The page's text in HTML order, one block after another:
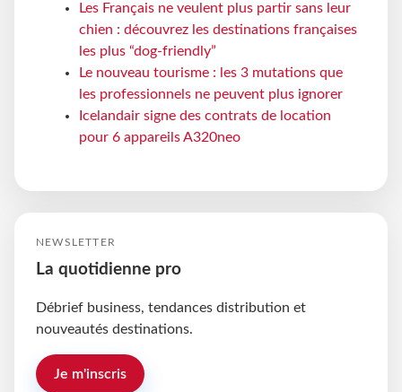
Les Français ne veulent plus partir sans leur
chien : découvrez les destinations françaises
les plus “dog-friendly”
Le nouveau tourisme : les 3 mutations que
les professionnels ne peuvent plus ignorer
Icelandair signe des contrats de location
pour 6 appareils A320neo
NEWSLETTER
La quotidienne pro
Débrief business, tendances distribution et
nouveautés destinations.
Je m'inscris